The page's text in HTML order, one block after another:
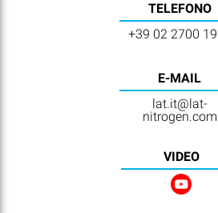
TELEFONO
+39 02 2700
E-MAIL
lat.it@lat-
nitrogen.com
VIDEO